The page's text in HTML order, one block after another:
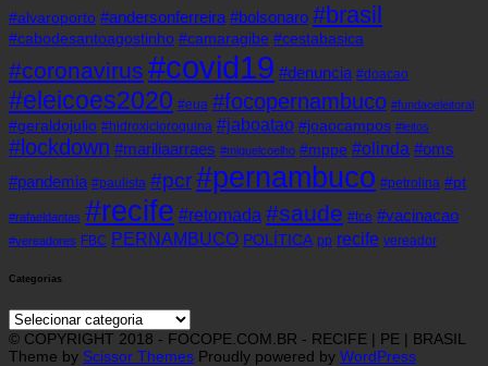
#alvaroporto #andersonferreira #bolsonaro #brasil
#cabodesantoagostinho #camaragibe #cestabasica
#coronavirus #covid19 #denuncia #doacao
#eleicoes2020 #eua #focopernambuco #fundaoeleitoral
#geraldojulio #hidroxicloroquina #jaboatao #joaocampos #leitos
#lockdown #mariliaarraes #miguelcoelho #mppe #olinda #oms
#pandemia #paulista #pcr#pernambuco #petrolina #pt
#rafaeldantas #recife #retomada #saude #tce #vacinacao
#vereadores FBC PERNAMBUCO POLÍTICA pp recife vereador
Categorias
Categorias
© COPYRIGHT 2018 - FOCOPE.COM.BR - RECIFE | PE | BRASIL
Theme by Scissor Themes Proudly powered by WordPress